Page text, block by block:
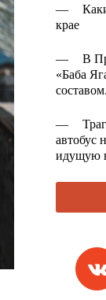
—
крае
—
В
«Баба
составом.
—
автобус
идущую